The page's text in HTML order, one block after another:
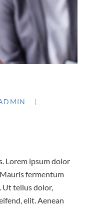
Lorem ipsum dolor
fermentum
Ut tellus dolor,
elit. Aenean